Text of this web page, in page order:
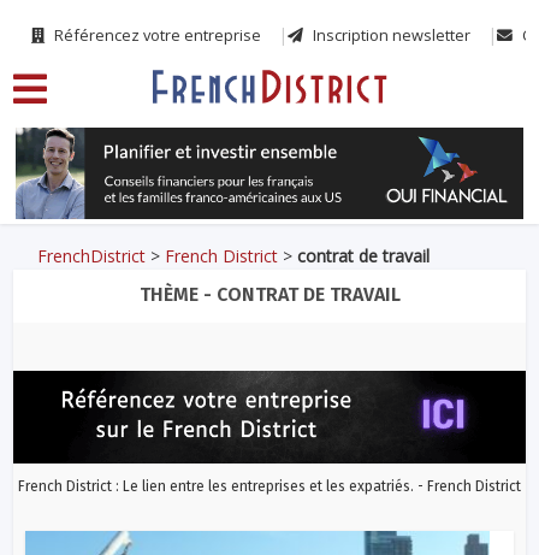
Référencez votre entreprise Inscription newsletter
FrenchDistrict > French District >contrat de travail
THÈME - CONTRAT DE TRAVAIL
French District : Le lien entre les entreprises et les expatriés. - French District